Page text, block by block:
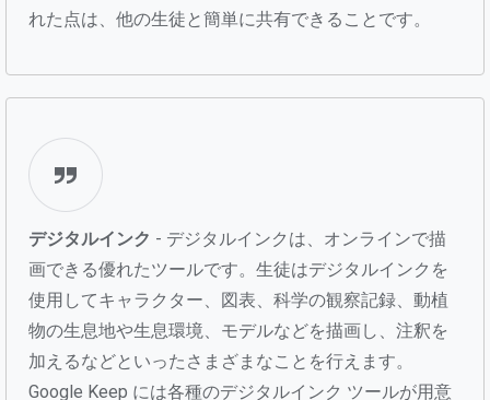
れた点は、他の生徒と簡単に共有できることです。
デジタルインク - デジタルインクは、オンラインで描
画できる優れたツールです。生徒はデジタルインクを
使用してキャラクター、図表、科学の観察記録、動植
物の生息地や生息環境、モデルなどを描画し、注釈を
加えるなどといったさまざまなことを行えます。
Google Keep には各種のデジタルインク ツールが用意